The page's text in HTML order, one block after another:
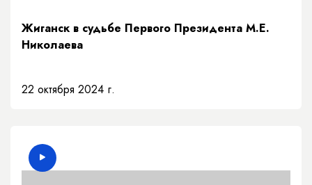
Жиганск в судьбе Первого Президента М.Е.
Николаева
22 октября 2024 г.